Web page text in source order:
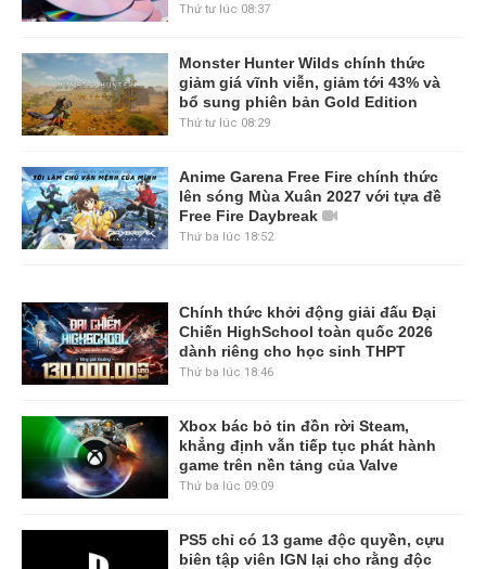
Thứ tư lúc 08:37
Monster Hunter Wilds chính thức
giảm giá vĩnh viễn, giảm tới 43% và
bổ sung phiên bản Gold Edition
Thứ tư lúc 08:29
Anime Garena Free Fire chính thức
lên sóng Mùa Xuân 2027 với tựa đề
Free Fire Daybreak
Thứ ba lúc 18:52
Chính thức khởi động giải đấu Đại
Chiến HighSchool toàn quốc 2026
dành riêng cho học sinh THPT
Thứ ba lúc 18:46
Xbox bác bỏ tin đồn rời Steam,
khẳng định vẫn tiếp tục phát hành
game trên nền tảng của Valve
Thứ ba lúc 09:09
PS5 chỉ có 13 game độc quyền, cựu
biên tập viên IGN lại cho rằng độc